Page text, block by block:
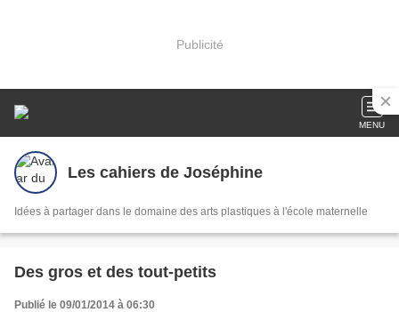
Publicité
MENU
Les cahiers de Joséphine
Idées à partager dans le domaine des arts plastiques à l'école maternelle
Des gros et des tout-petits
Publié le 09/01/2014 à 06:30